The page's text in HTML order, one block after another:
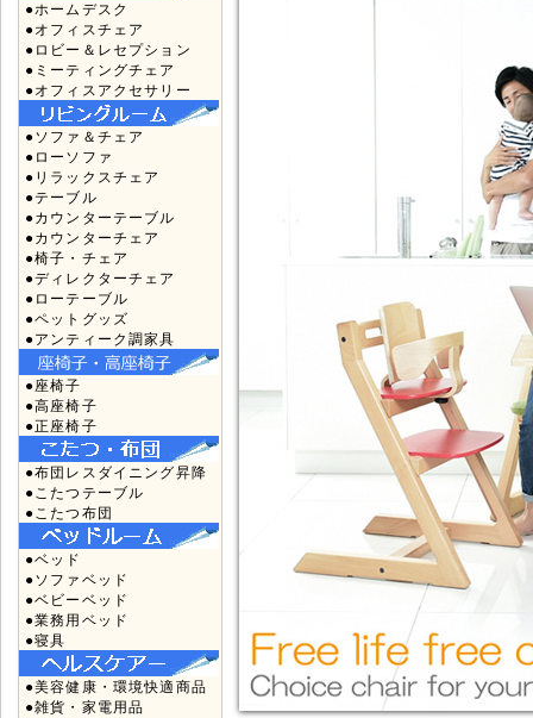
●ホームデスク
●オフィスチェア
●ロビー＆レセプション
●ミーティングチェア
●オフィスアクセサリー
●ソファ＆チェア
●ローソファ
●リラックスチェア
●テーブル
●カウンターテーブル
●カウンターチェア
●椅子・チェア
●ディレクターチェア
●ローテーブル
●ペットグッズ
●アンティーク調家具
●座椅子
●高座椅子
●正座椅子
●布団レスダイニング昇降
●こたつテーブル
●こたつ布団
●ベッド
●ソファベッド
●ベビーベッド
●業務用ベッド
●寝具
●美容健康・環境快適商品
●雑貨・家電用品